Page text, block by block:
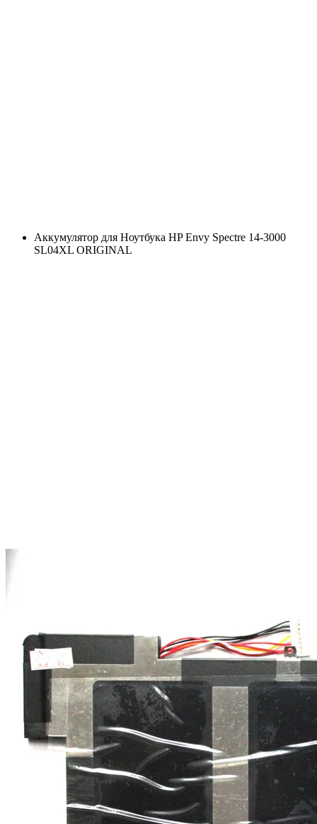
Аккумулятор для Ноутбука HP Envy Spectre 14-3000
SL04XL ORIGINAL